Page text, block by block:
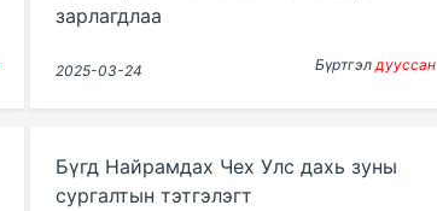
зарлагдлаа
2025-03-24 Бүртгэлдууссан
Бүгд Найрамдах Чех Улс дахь зуны
сургалтын тэтгэлэгт